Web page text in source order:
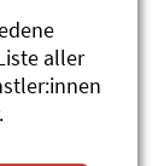
aller